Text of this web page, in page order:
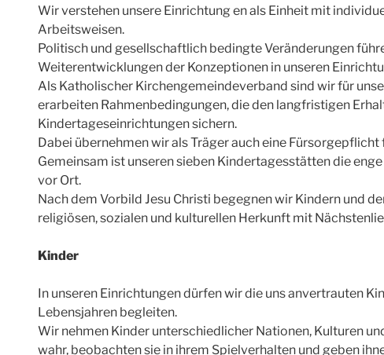
Wir verstehen unsere Einrichtung en als Einheit mit
Arbeitsweisen.
Politisch und gesellschaftlich bedingte Veränderungen
Weiterentwicklungen der Konzeptionen in unseren
Als Katholischer Kirchengemeindeverband sind wir für
erarbeiten Rahmenbedingungen, die den langfristigen
Kindertageseinrichtungen sichern.
Dabei übernehmen wir als Träger auch eine
Gemeinsam ist unseren sieben Kindertagesstätten die
vor Ort.
Nach dem Vorbild Jesu Christi begegnen wir Kindern und
religiösen, sozialen und kulturellen Herkunft mit
Kinder
In unseren Einrichtungen dürfen wir die uns anvertrauten
Lebensjahren begleiten.
Wir nehmen Kinder unterschiedlicher Nationen, Kulturen
wahr, beobachten sie in ihrem Spielverhalten und geben